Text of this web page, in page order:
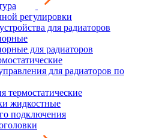
регулировки
для радиаторов
для радиаторов
для радиаторов по
термостатические
жидкостные
подключения